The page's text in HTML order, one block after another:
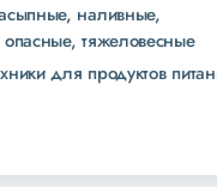
наливные,
тяжеловесные
для продуктов